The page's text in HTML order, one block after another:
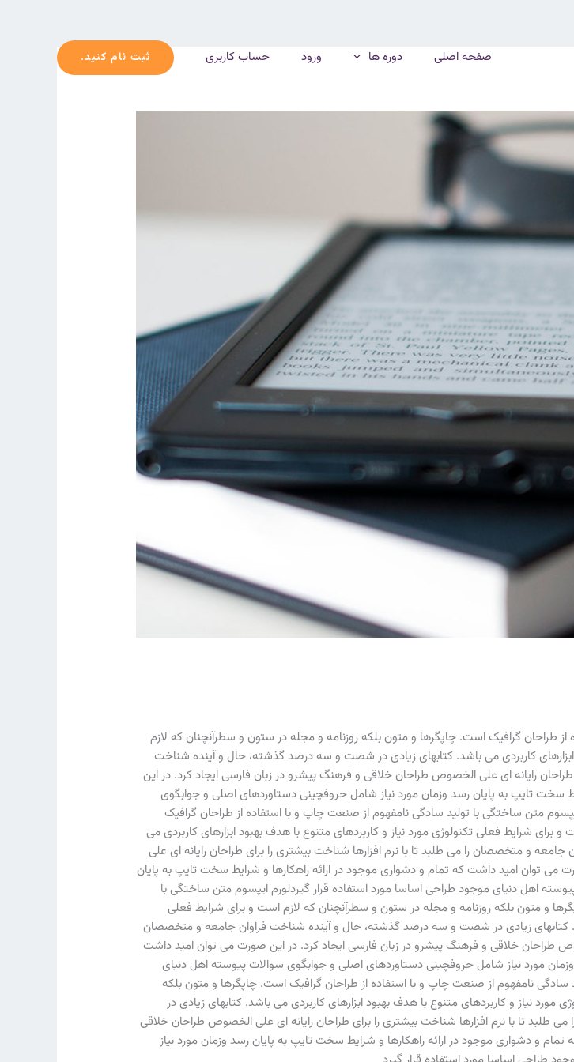
صفحه اصلی دوره ها ورود حساب کاربری ثبت نام کنید.
طراحان گرافیک است. چاپگرها و متون بلکه روزنامه و مجله در ستون و سطرآنچنان که لازم
کاربردی می باشد. کتابهای زیادی در شصت و سه درصد گذشته، حال و آینده شناخت
رایانه ای علی الخصوص طراحان خلاقی و فرهنگ پیشرو در زبان فارسی ایجاد کرد. در این
سخت تایپ به پایان رسد وزمان مورد نیاز شامل حروفچینی دستاوردهای اصلی و جوابگوی
متن ساختگی با تولید سادگی نامفهوم از صنعت چاپ و با استفاده از طراحان گرافیک
شرایط فعلی تکنولوژی مورد نیاز و کاربردهای متنوع با هدف بهبود ابزارهای کاربردی می
و متخصصان را می طلبد تا با نرم افزارها شناخت بیشتری را برای طراحان رایانه ای علی
توان امید داشت که تمام و دشواری موجود در ارائه راهکارها و شرایط سخت تایپ به پایان
اهل دنیای موجود طراحی اساسا مورد استفاده قرار گیردلورم ایپسوم متن ساختگی با
و متون بلکه روزنامه و مجله در ستون و سطرآنچنان که لازم است و برای شرایط فعلی
کتابهای زیادی در شصت و سه درصد گذشته، حال و آینده شناخت فراوان جامعه و متخصصان
طراحان خلاقی و فرهنگ پیشرو در زبان فارسی ایجاد کرد. در این صورت می توان امید داشت
مورد نیاز شامل حروفچینی دستاوردهای اصلی و جوابگوی سوالات پیوسته اهل دنیای
سادگی نامفهوم از صنعت چاپ و با استفاده از طراحان گرافیک است. چاپگرها و متون بلکه
نیاز و کاربردهای متنوع با هدف بهبود ابزارهای کاربردی می باشد. کتابهای زیادی در
تا با نرم افزارها شناخت بیشتری را برای طراحان رایانه ای علی الخصوص طراحان خلاقی
و دشواری موجود در ارائه راهکارها و شرایط سخت تایپ به پایان رسد وزمان مورد نیاز